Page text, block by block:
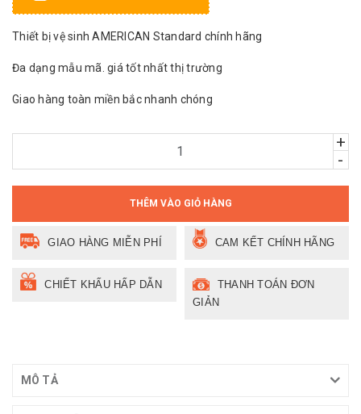
Thiết bị vệ sinh AMERICAN Standard chính hãng
Đa dạng mẫu mã. giá tốt nhất thị trường
Giao hàng toàn miền bắc nhanh chóng
+
-
THÊM VÀO GIỎ HÀNG
GIAO HÀNG MIỄN PHÍ CAM KẾT CHÍNH HÃNG
CHIẾT KHẤU HẤP DẪN
THANH TOÁN ĐƠN
GIẢN
MÔ TẢ